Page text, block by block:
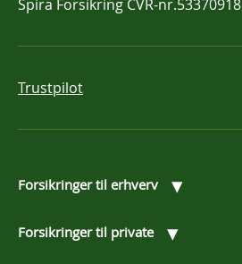
Spira Forsikring CVR-nr.53370918
Trustpilot
Forsikringer til erhverv ▾
Forsikringer til private ▾